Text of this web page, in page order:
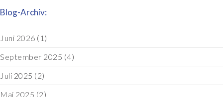
Blog-Archiv:
Juni 2026 (1)
September 2025 (4)
Juli 2025 (2)
Mai 2025 (2)